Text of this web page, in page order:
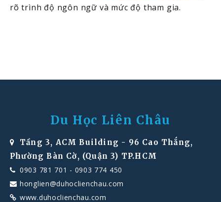
rõ trình độ ngôn ngữ và mức độ tham gia.
Du Học Liên Châu
Tầng 3, ACM Building - 96 Cao Thắng,
Phường Bàn Cờ, (Quận 3) TP.HCM
0903 781 701 - 0903 774 450
honglien@duhoclienchau.com
www.duhoclienchau.com